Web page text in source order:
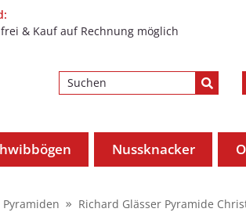
& Kauf auf Rechnung möglich
Nussknacker
Pyramiden Richard Glässer Pyramide